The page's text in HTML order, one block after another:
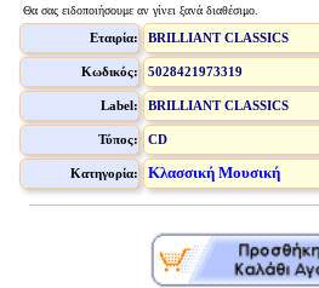
Θα σας ειδοποιήσουμε αν γίνει ξανά διαθέσιμο.
Εταιρία: BRILLIANT CLASSICS
Κωδικός: 5028421973319
Label: BRILLIANT CLASSICS
Τύπος: CD
Κατηγορία: Κλασσική Μουσική